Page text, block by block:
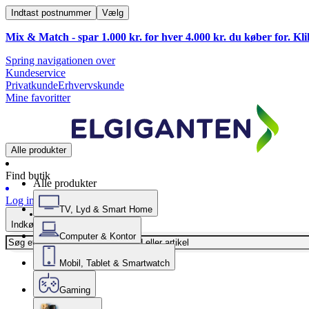
Indtast postnummer Vælg
Mix & Match - spar 1.000 kr. for hver 4.000 kr. du køber for.
Spring navigationen over
Kundeservice
PrivatkundeErhvervskunde
Mine favoritter
Alle produkter
Find butik
Log ind
Indkøbskurv
Alle produkter
TV, Lyd & Smart Home
Computer & Kontor
Mobil, Tablet & Smartwatch
Gaming